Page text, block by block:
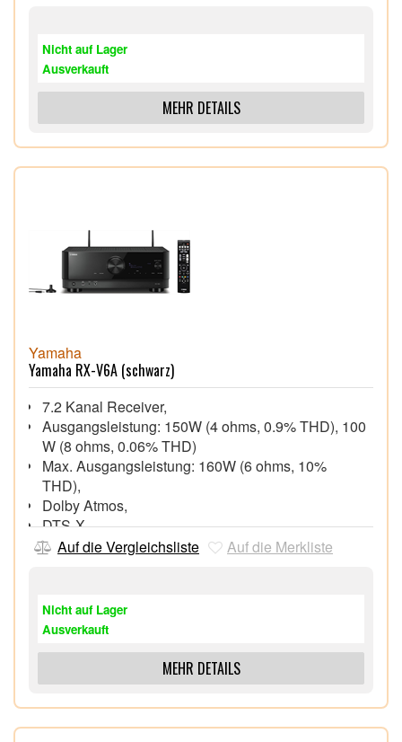
Nicht auf Lager
Ausverkauft
MEHR DETAILS
Yamaha
Yamaha RX-V6A (schwarz)
7.2 Kanal Receiver,
Ausgangsleistung: 150W (4 ohms, 0.9% THD), 100
W (8 ohms, 0.06% THD)
Max. Ausgangsleistung: 160W (6 ohms, 10%
THD),
Dolby Atmos,
DTS-X,
Kompatibel mit Amazon Alexa und Google
Auf die Vergleichsliste Auf die Merkliste
Nicht auf Lager
Ausverkauft
MEHR DETAILS